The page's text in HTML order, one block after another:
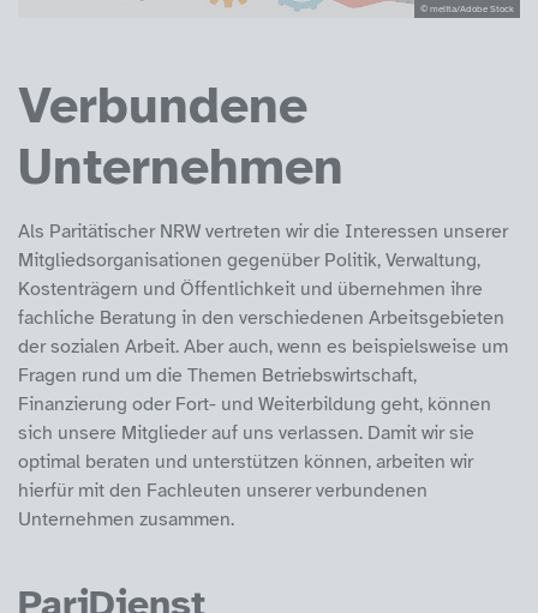
© melita/Adobe Stock
Verbundene
Unternehmen
Als Paritätischer NRW vertreten wir die Interessen unserer
Mitgliedsorganisationen gegenüber Politik, Verwaltung,
Kostenträgern und Öffentlichkeit und übernehmen ihre
fachliche Beratung in den verschiedenen Arbeitsgebieten
der sozialen Arbeit. Aber auch, wenn es beispielsweise um
Fragen rund um die Themen Betriebswirtschaft,
Finanzierung oder Fort- und Weiterbildung geht, können
sich unsere Mitglieder auf uns verlassen. Damit wir sie
optimal beraten und unterstützen können, arbeiten wir
hierfür mit den Fachleuten unserer verbundenen
Unternehmen zusammen.
PariDienst